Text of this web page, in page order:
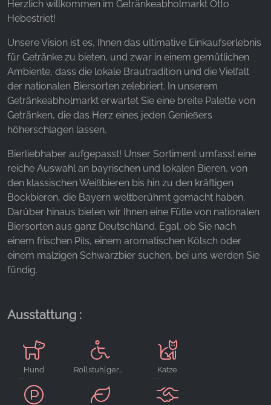
Herzlich willkommen im Getränkeabholmarkt Otto
Hebestriet!
Unsere Vision ist es, Ihnen das ultimative Einkaufserlebnis
für Getränke zu bieten, und zwar in einem gemütlichen
Ambiente, dass die lokale Brautradition und die Vielfalt
der nationalen Biersorten zelebriert. In unserem
Getränkeabholmarkt erwartet Sie eine breite Palette von
Getränken, die das Herz eines jeden Genießers
höherschlagen lassen.
Bierliebhaber aufgepasst! Unser Sortiment umfasst eine
reiche Auswahl an bayrischen und lokalen Bieren, von
den klassischen Weißbieren bis hin zu den kräftigen
Bockbieren, die Bayern weltberühmt gemacht haben.
Darüber hinaus bieten wir Ihnen eine Fülle von nationalen
Biersorten aus ganz Deutschland. Egal, ob Sie nach
einem frischen Pils, einem aromatischen Kölsch oder
einem malzigen Schwarzbier suchen, bei uns werden Sie
fündig.
Ausstattung :
Hund
willkommen
Katze
willkommen
Name:
_fbp, fr, _fbq, fbq
Anbieter:
Facebook Ireland Ltd.
Zweck:
Cookie Laufzeit:
3 Monate - 1 Jahr
STATISTIK
Statistik Cookies erfassen Informationen anonym.
Diese Informationen helfen uns zu verstehen, wie
unsere Besucher unsere Website nutzen.
Google LLC